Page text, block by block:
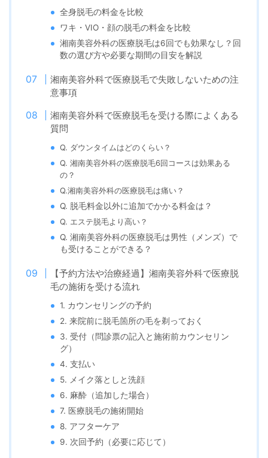
全身脱毛の料金を比較
ワキ・VIO・顔の脱毛の料金を比較
湘南美容外科の医療脱毛は6回でも効果なし？回
数の選び方や必要な期間の目安を解説
湘南美容外科で医療脱毛で失敗しないための注
意事項
湘南美容外科で医療脱毛を受ける際によくある
質問
Q. ダウンタイムはどのくらい？
Q.湘南美容外科の医療脱毛6回コースは効果ある
の？
Q.湘南美容外科の医療脱毛は痛い？
Q. 脱毛料金以外に追加でかかる料金は？
Q. エステ脱毛より高い？
Q. 湘南美容外科の医療脱毛は男性（メンズ）で
も受けることができる？
【予約方法や治療経過】湘南美容外科で医療脱
毛の施術を受ける流れ
1. カウンセリングの予約
2. 来院前に脱毛箇所の毛を剃っておく
3. 受付（問診票の記入と施術前カウンセリン
グ）
4. 支払い
5. メイク落としと洗顔
6. 麻酔（追加した場合）
7. 医療脱毛の施術開始
8. アフターケア
9. 次回予約（必要に応じて）